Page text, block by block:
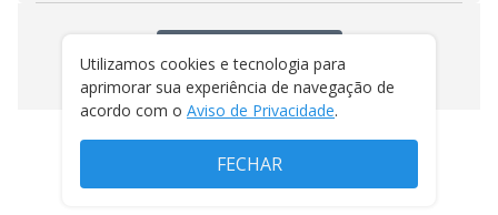
VEJA MAIS NOTÍCIAS
Utilizamos cookies e tecnologia para
aprimorar sua experiência de navegação de
acordo com o Aviso de Privacidade.
FECHAR